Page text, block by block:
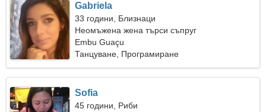
Gabriela
33 години, Близнаци
Неомъжена жена търси съпруг
Embu Guaçu
Танцуване, Програмиране
Sofia
45 години, Риби